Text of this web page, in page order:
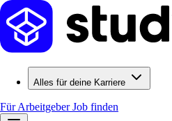
Alles für deine Karriere
Für ArbeitgeberJob finden